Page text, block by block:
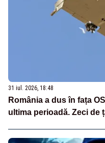
31 iul. 2026, 18:48
România a dus în fața
ultima perioadă. Zeci de